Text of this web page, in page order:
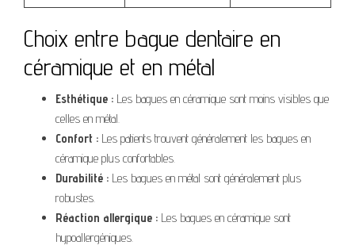
Choix entre bague dentaire en
céramique et en métal
Esthétique : Les bagues en céramique sont moins visibles que
celles en métal.
Confort : Les patients trouvent généralement les bagues en
céramique plus confortables.
Durabilité : Les bagues en métal sont généralement plus
robustes.
Réaction allergique : Les bagues en céramique sont
hypoallergéniques.